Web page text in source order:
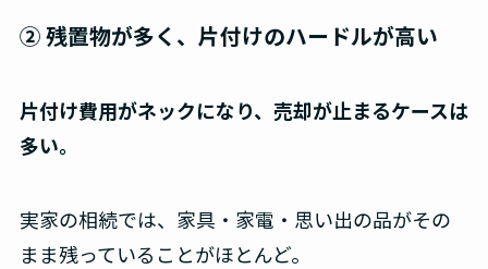
② 残置物が多く、片付けのハードルが高い
片付け費用がネックになり、売却が止まるケースは
多い。
実家の相続では、家具・家電・思い出の品がその
まま残っていることがほとんど。